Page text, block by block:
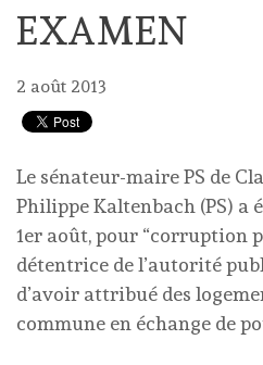
EXAMEN
2 août 2013
Le sénateur-maire PS de
Philippe Kaltenbach (PS) a
1er août, pour “corruption
détentrice de l’autorité
d’avoir attribué des
commune en échange de